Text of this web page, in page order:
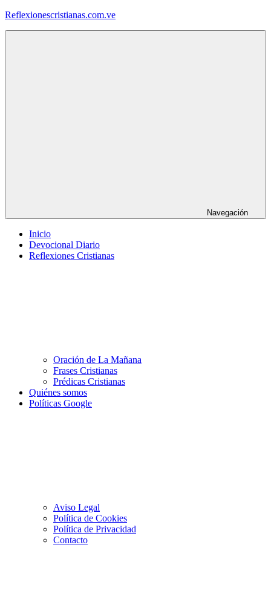
Saltar
Reflexionescristianas.com.ve
Navegación
Inicio
Devocional Diario
Reflexiones Cristianas
Oración de La Mañana
Frases Cristianas
Prédicas Cristianas
Quiénes somos
Políticas Google
Aviso Legal
Política de Cookies
Política de Privacidad
Contacto